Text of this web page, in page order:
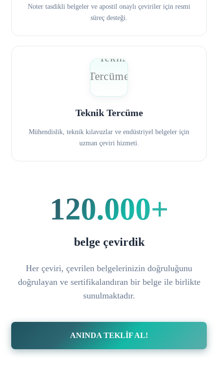
Noter tasdikli belgeler ve apostil onaylı çeviriler için resmi
süreç desteği.
Teknik Tercüme
Mühendislik, teknik kılavuzlar ve endüstriyel belgeler için
uzman çeviri hizmeti.
120.000+
belge çevirdik
Her çeviri, çevrilen belgelerinizin doğruluğunu
doğrulayan ve sertifikalandıran bir belge ile birlikte
sunulmaktadır.
ANINDA TEKLİF AL!